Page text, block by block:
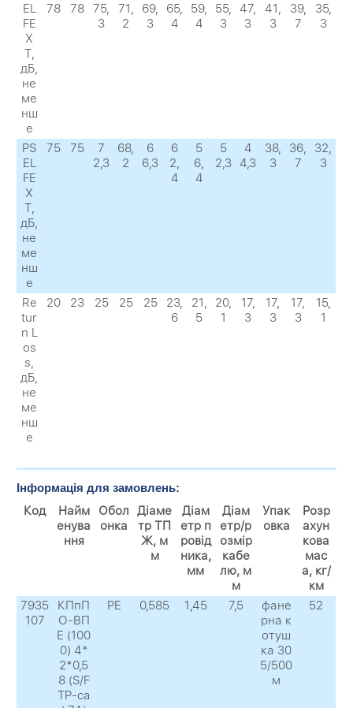
EL
FE
X
Т,
дБ,
не
ме
нш
е
78 78
75,
3
71,
2
69,
3
65,
4
59,
4
55,
3
47,
3
41,
3
39,
7
35,
3
PS
EL
FE
X
Т,
дБ,
не
ме
нш
е
75 75
7
2,3
68,
2
6
6,3
6
2,
4
5
6,
4
5
2,3
4
4,3
38,
3
36,
7
32,
3
Re
tur
n L
os
s,
дБ,
не
ме
нш
е
20 23 25 25 25
23,
6
21,
5
20,
1
17,
3
17,
3
17,
3
15,
1
Інформація для замовлень:
Код
Найм
енува
ння
Обол
онка
Діаме
тр ТП
Ж, м
м
Діам
етр п
ровід
ника,
мм
Діам
етр/р
озмір
кабе
лю, м
м
Упак
овка
Розр
ахун
кова
мас
а, кг/
км
7935
107
КПпП
О-ВП
Е (100
0) 4*
2*0,5
8 (S/F
TP-ca
PE 0,585 1,45 7,5
фане
рна к
отуш
ка 30
5/500
м
52